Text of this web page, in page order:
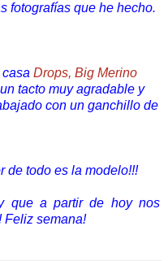
fotografías que he hecho.
Drops, Big Merino
tacto muy agradable y
con un ganchillo de
de todo es la modelo!!!
que a partir de hoy nos
Feliz semana!